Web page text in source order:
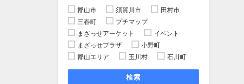
郡山市 須賀川市
田村市
三春町
プチマップ
まざっせアーケット
イベント
まざっせプラザ
小野町
郡山エリア
玉川村 石川町
検索